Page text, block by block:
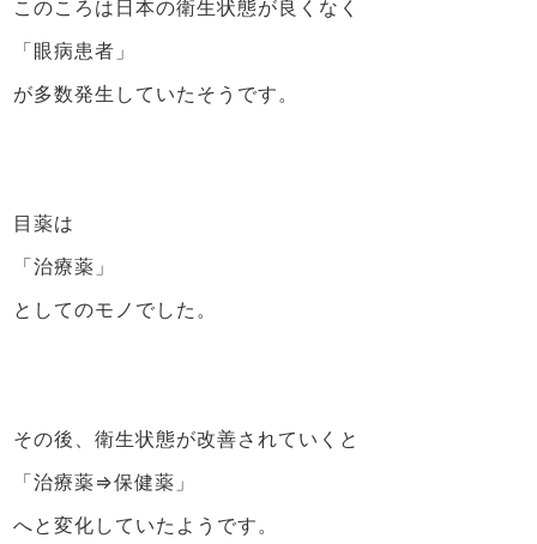
このころは日本の衛生状態が良くなく
「眼病患者」
が多数発生していたそうです。
目薬は
「治療薬」
としてのモノでした。
その後、衛生状態が改善されていくと
「治療薬⇒保健薬」
へと変化していたようです。